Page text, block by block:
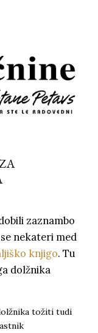
zaznambo
nekateri med
knjigo. Tu
dolžnika
tožiti tudi